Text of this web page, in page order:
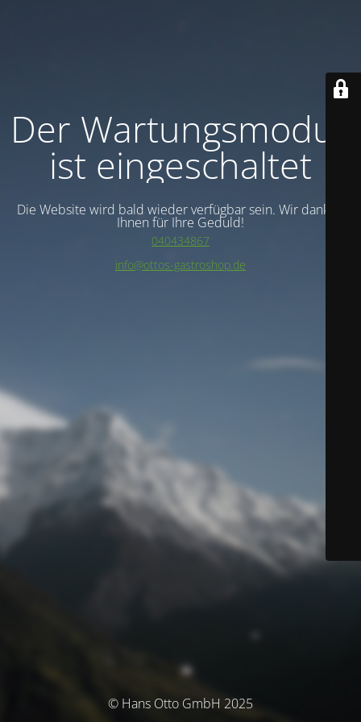
Der Wartungsmodus
ist eingeschaltet
Die Website wird bald wieder verfügbar sein. Wir danken
Ihnen für Ihre Geduld!
040434867
info@ottos-gastroshop.de
© Hans Otto GmbH 2025